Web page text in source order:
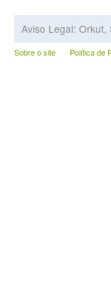
Aviso Legal:
Sobre o site Política de